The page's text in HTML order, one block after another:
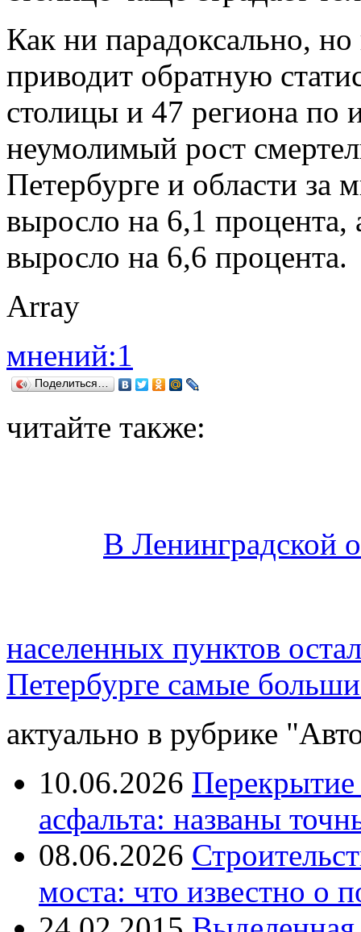
Как ни парадоксально,
приводит обратную
столицы и 47 региона по
неумолимый рост
Петербурге и области за
выросло на 6,1
выросло на 6,6 процента.
Array
мнений:1
Поделиться…
читайте также:
В Ленинградской
населенных пунктов
Петербурге самые
актуально в рубрике
10.06.2026 Перекрытие
асфальта: названы
08.06.2026
моста: что известно о